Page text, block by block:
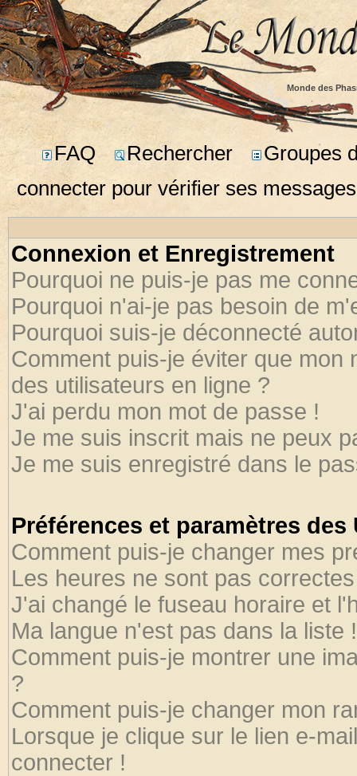
Monde des
FAQ Rechercher
Groupes
connecter pour vérifier ses
Connexion et Enregistrement
Pourquoi ne puis-je pas me
Pourquoi n'ai-je pas besoin de
Pourquoi suis-je déconnecté
Comment puis-je éviter que mon
des utilisateurs en ligne ?
J'ai perdu mon mot de passe !
Je me suis inscrit mais ne peux
Je me suis enregistré dans le
Préférences et paramètres
Comment puis-je changer mes
Les heures ne sont pas
J'ai changé le fuseau horaire et
Ma langue n'est pas dans la liste !
Comment puis-je montrer une
?
Comment puis-je changer mon
Lorsque je clique sur le lien e-
connecter !